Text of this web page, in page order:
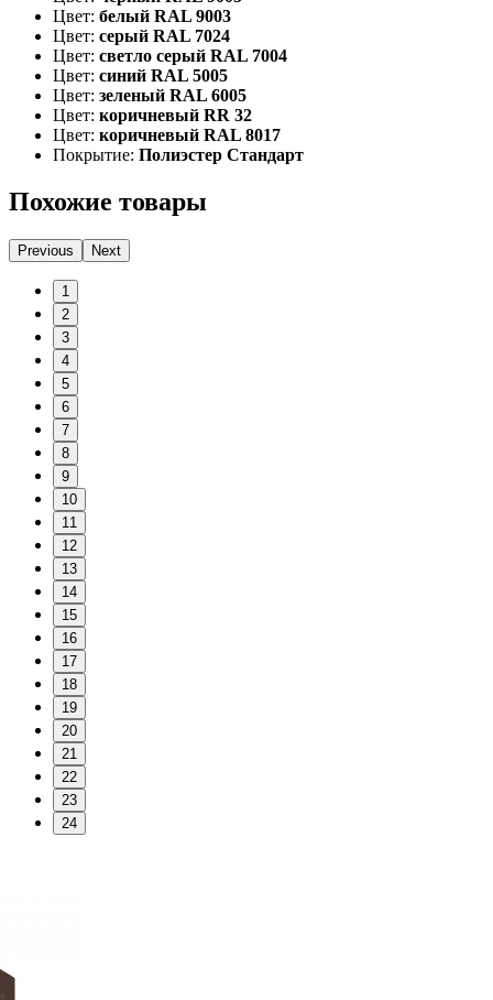
Цвет: белый RAL 9003
Цвет: серый RAL 7024
Цвет: светло серый RAL 7004
Цвет: синий RAL 5005
Цвет: зеленый RAL 6005
Цвет: коричневый RR 32
Цвет: коричневый RAL 8017
Покрытие: Полиэстер Стандарт
Похожие товары
Previous Next
1
2
3
4
5
6
7
8
9
10
11
12
13
14
15
16
17
18
19
20
21
22
23
24